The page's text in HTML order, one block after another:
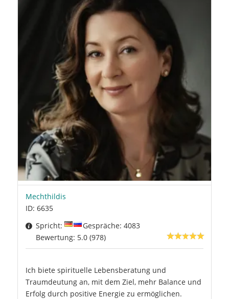
Mechthildis
ID: 6635
Spricht:
Gespräche: 4083
Bewertung: 5.0 (978)
Ich biete spirituelle Lebensberatung und
Traumdeutung an, mit dem Ziel, mehr Balance und
Erfolg durch positive Energie zu ermöglichen.